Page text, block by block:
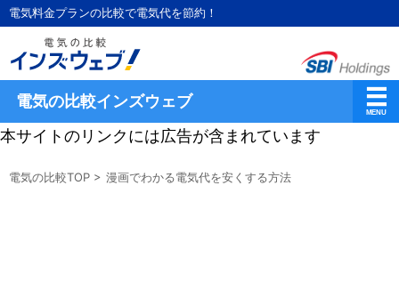
電気料金プランの比較で電気代を節約！
電気の比較インズウェブ
本サイトのリンクには広告が含まれています
電気の比較TOP > 漫画でわかる電気代を安くする方法